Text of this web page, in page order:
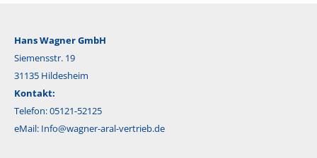
Hans Wagner GmbH
Siemensstr. 19
31135 Hildesheim
Kontakt:
Telefon: 05121-52125
eMail: Info@wagner-aral-vertrieb.de